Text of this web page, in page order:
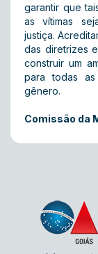
garantir que
as vítimas
justiça.
das diretrizes
construir um
para todas as
gênero.
Comissão da